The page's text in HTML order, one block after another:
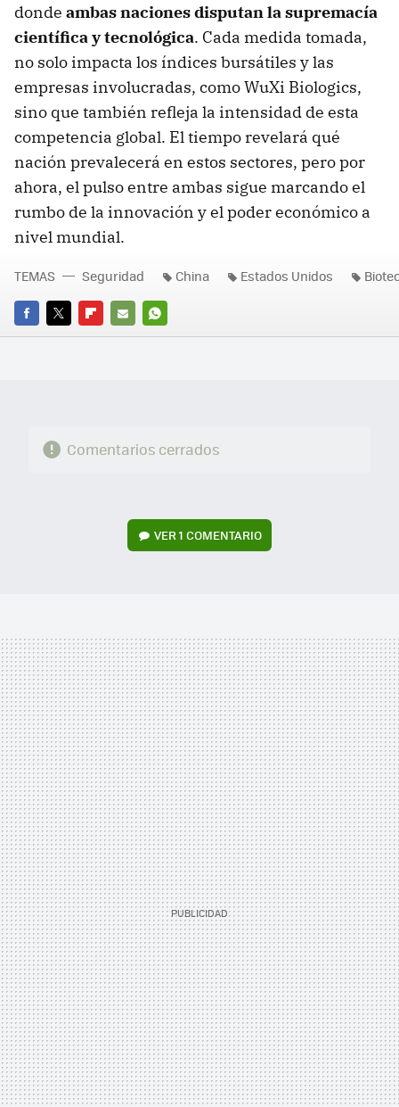
donde ambas naciones disputan la supremacía
científica y tecnológica. Cada medida tomada,
no solo impacta los índices bursátiles y las
empresas involucradas, como WuXi Biologics,
sino que también refleja la intensidad de esta
competencia global. El tiempo revelará qué
nación prevalecerá en estos sectores, pero por
ahora, el pulso entre ambas sigue marcando el
rumbo de la innovación y el poder económico a
nivel mundial.
FACEBOOK
TWITTERFLIPBOARD
E-
WHATSAPP
TEMAS Seguridad China Estados Unidos
Comentarios cerrados
VER1 COMENTARIO